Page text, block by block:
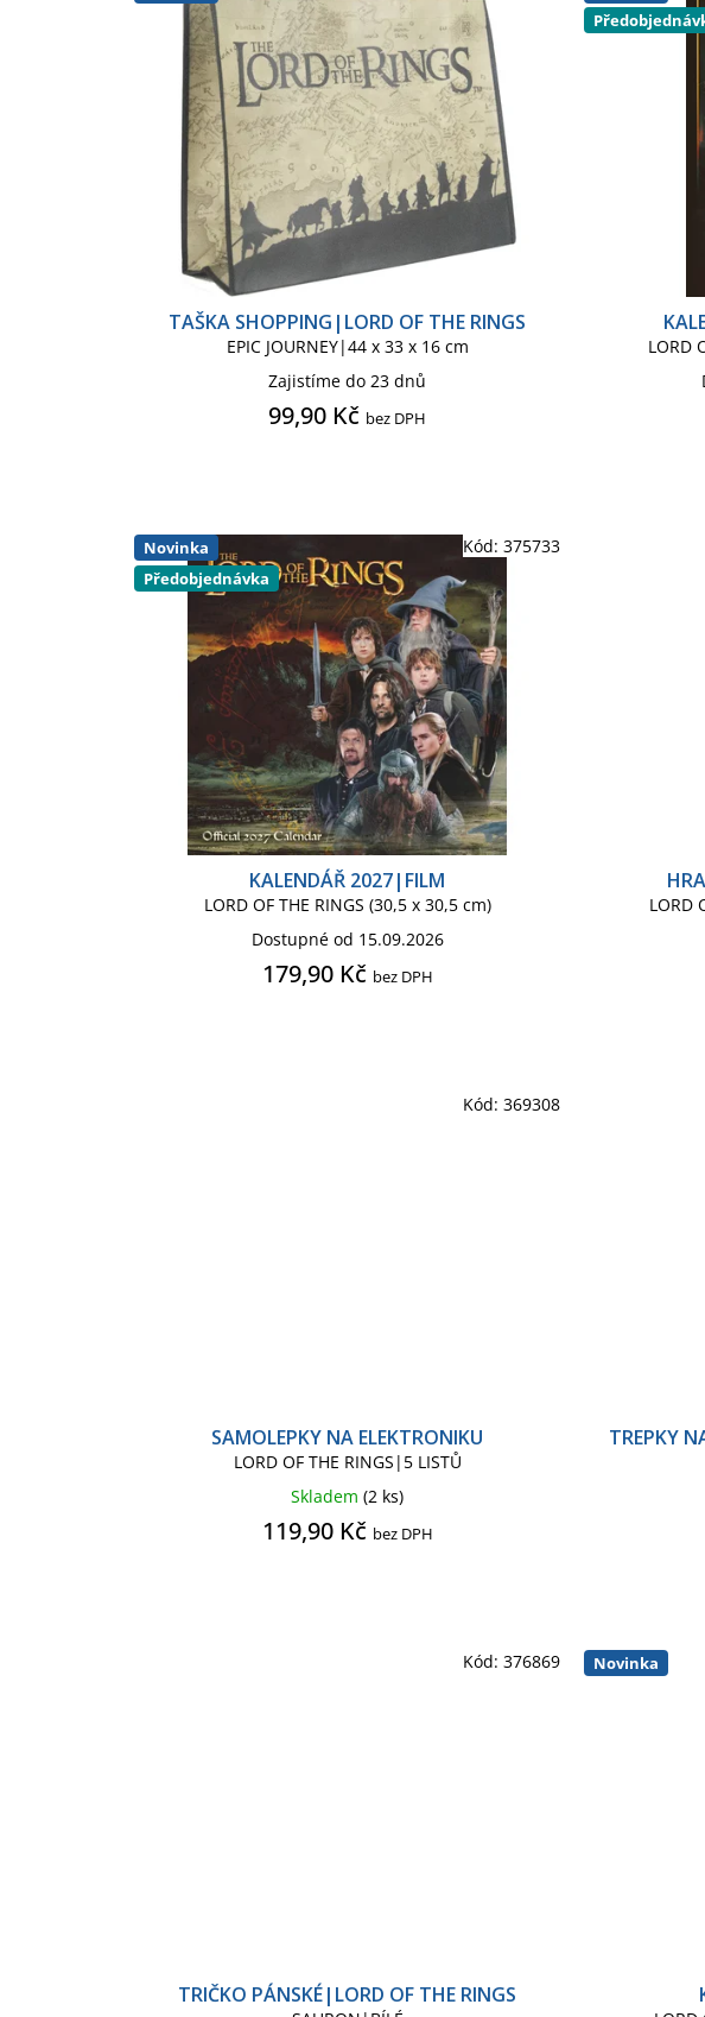
Nádobí do kuchyně Obuv dámská - trepky
Podložka pod myš Polštář
Rohožka Samolepky Světlo
Tričko dámské Tričko pánské
TAŠKA SHOPPING|LORD OF THE RINGS
EPIC JOURNEY|44 x 33 x 16 cm
Zajistíme do 23 dnů
99,90 Kč bez DPH
LORD
Novinka
Předobjednávka
KALENDÁŘ 2027|FILM
LORD OF THE RINGS (30,5 x 30,5 cm)
Dostupné od 15.09.2026
179,90 Kč bez DPH
Kód:375733
LORD
SAMOLEPKY NA ELEKTRONIKU
LORD OF THE RINGS|5 LISTŮ
Skladem(2 ks)
119,90 Kč bez DPH
Kód:369308
TREPKY
TRIČKO PÁNSKÉ|LORD OF THE RINGS
Kód:376869 Novinka